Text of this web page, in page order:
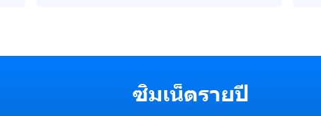
ซิมเน็ตรายปี